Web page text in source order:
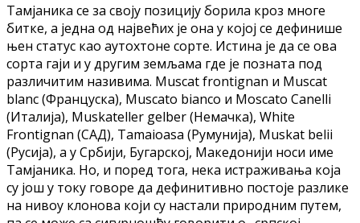
Тамјаника се за своју позицију борила кроз многе
битке, а једна од највећих је она у којој се дефинише
њен статус као аутохтоне сорте. Истина је да се ова
сорта гаји и у другим земљама где је позната под
различитим називима. Muscat frontignan и Muscat
blanc (Француска), Muscato bianco и Moscato Canelli
(Италија), Muskateller gelber (Немачка), White
Frontignan (САД), Tamaioasa (Румунија), Muskat belii
(Русија), а у Србији, Бугарској, Македонији носи име
Тамјаника. Но, и поред тога, нека истраживања која
су још у току говоре да дефинитивно постоје разлике
на нивоу клонова који су настали природним путем,